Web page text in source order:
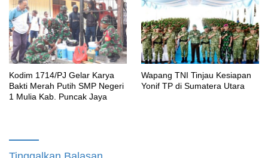
Kodim 1714/PJ Gelar Karya
Bakti Merah Putih SMP Negeri
1 Mulia Kab. Puncak Jaya
Wapang TNI Tinjau Kesiapan
Yonif TP di Sumatera Utara